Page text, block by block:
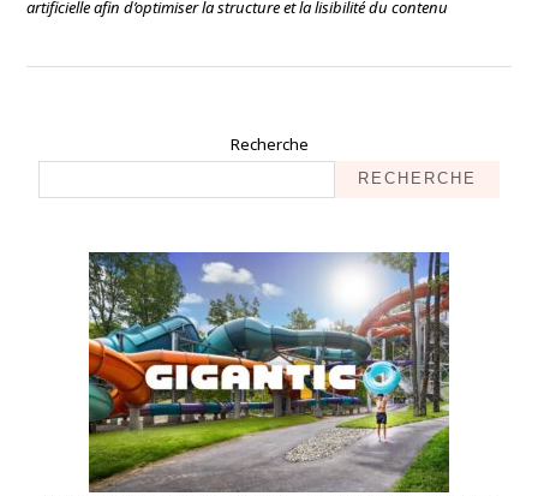
artificielle afin d’optimiser la structure et la lisibilité du contenu
Recherche
RECHERCHE